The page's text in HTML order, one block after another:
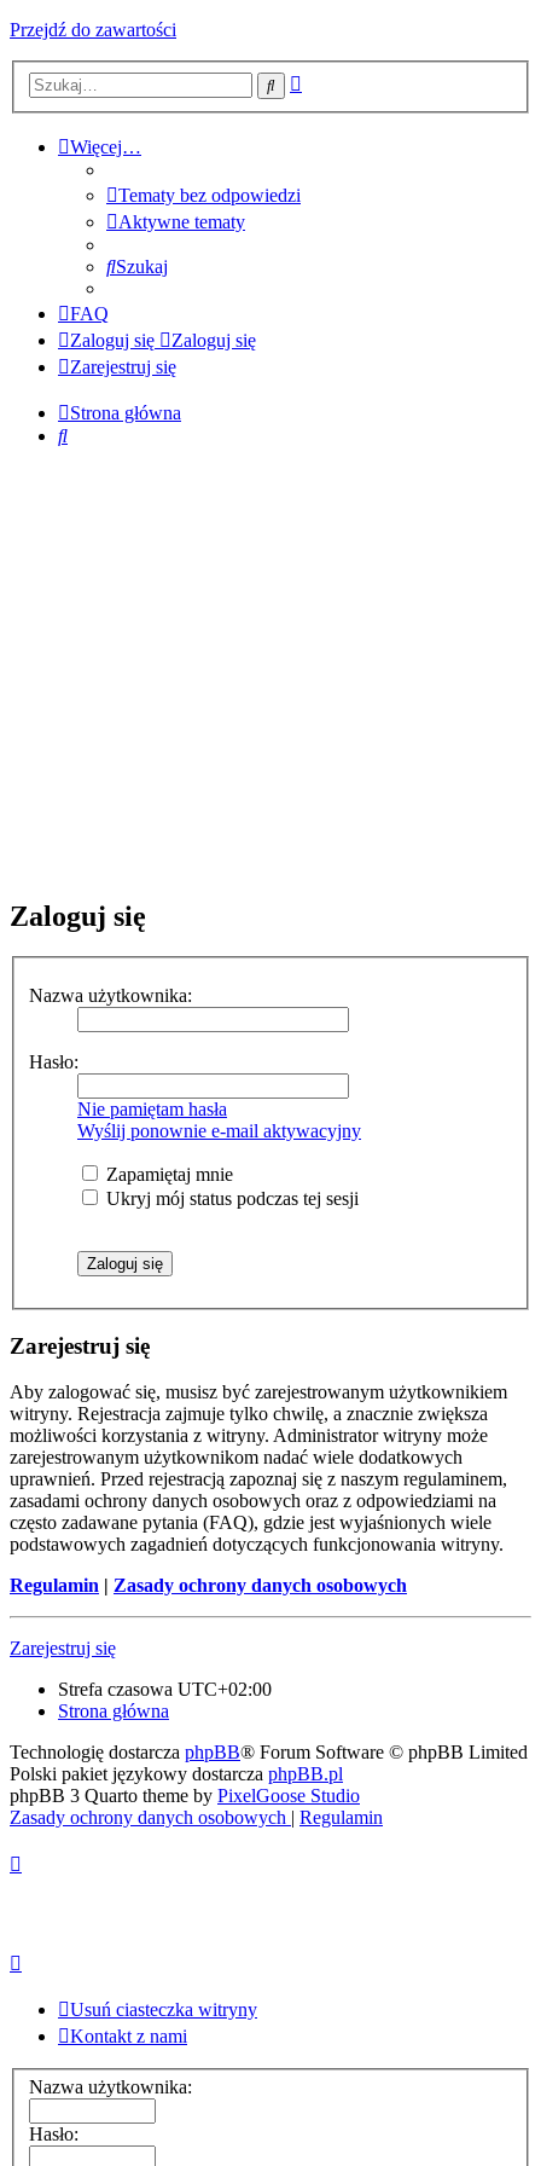
Przejdź do zawartości
Szukaj
Więcej…
Tematy bez odpowiedzi
Aktywne tematy
Szukaj
FAQ
Zaloguj się
Zaloguj się
Zarejestruj się
Strona główna
Szukaj
Zaloguj się
Nazwa użytkownika:
Hasło:
Nie pamiętam hasła
Wyślij ponownie e-mail aktywacyjny
Zapamiętaj mnie
Ukryj mój status podczas tej sesji
Zarejestruj się
Aby zalogować się, musisz być zarejestrowanym użytkownikiem
witryny. Rejestracja zajmuje tylko chwilę, a znacznie zwiększa
możliwości korzystania z witryny. Administrator witryny może
zarejestrowanym użytkownikom nadać wiele dodatkowych
uprawnień. Przed rejestracją zapoznaj się z naszym regulaminem,
zasadami ochrony danych osobowych oraz z odpowiedziami na
często zadawane pytania (FAQ), gdzie jest wyjaśnionych wiele
podstawowych zagadnień dotyczących funkcjonowania witryny.
Regulamin | Zasady ochrony danych osobowych
Zarejestruj się
Strefa czasowa UTC+02:00
Strona główna
Technologię dostarcza phpBB® Forum Software © phpBB Limited
Polski pakiet językowy dostarcza phpBB.pl
phpBB 3 Quarto theme by PixelGoose Studio
Zasady ochrony danych osobowych | Regulamin
Usuń ciasteczka witryny
Kontakt z nami
Nazwa użytkownika:
Hasło: